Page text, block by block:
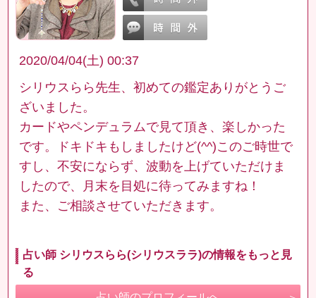
2020/04/04(土) 00:37
シリウスらら先生、初めての鑑定ありがとうご
ざいました。
カードやペンデュラムで見て頂き、楽しかった
です。ドキドキもしましたけど(^^)このご時世で
すし、不安にならず、波動を上げていただけま
したので、月末を目処に待ってみますね！
また、ご相談させていただきます。
占い師 シリウスらら(シリウスララ)の情報をもっと見
る